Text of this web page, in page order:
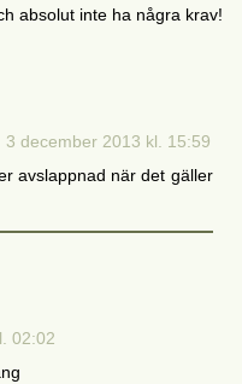
absolut inte ha några krav!
3 december 2013 kl. 15:59
avslappnad när det gäller
02:02